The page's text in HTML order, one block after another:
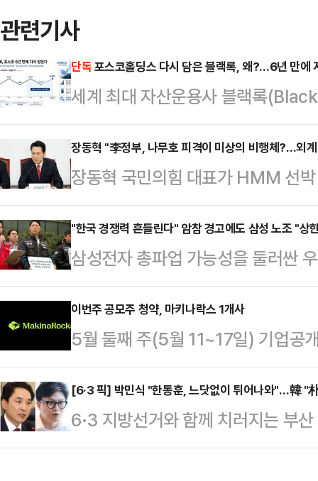
관련기사
단독포스코홀딩스 다시 담은 블랙록, 왜?…6년 만에
세계 최대 자산운용사 블랙록
분을 다시 6%대로 끌어올렸다. 아
되는 시점에서 글로벌 자금의 한국
다.11일 금융감독원 전자공시시스
(BlackRock Fund Advisors)는
유해 지분율 6.23%(4월22일 기준
보고서 기준 455만5963주
장동혁 "李정부, 나무호 피격이 미상의 비행체?…외
장동혁 국민의힘 대표가 HMM 선
행체에 타격을 당했다는 외교부 발
공격이라도 있었던 것이냐"라고 꼬
최고위원회의에서 "이재명 정부는
없다. 국민들이 묻고 있다. 이재명
다.먼저 그는 "이미 이란 국영 TV가
다"며 "때린 놈이 자백을 하는데도
는) 이제 …
"한국 경쟁력 흔들린다" 암참 경고에도 삼성 노조 "상
삼성전자 총파업 가능성을 둘러싼
시장으로 확산하고 있다. 11일 주
공개적으로 "한국 투자 경쟁력과
한 가운데, 삼성전자 노조는 정부
한 폐지와 제도화 요구에는 변함이
을 열흘 앞두고 노사 간 강대강 대
마지막 분수령이 될 것이란 관측이
사는 이날부터 이틀간 …
이번주 공모주 청약, 마키나락스 1개사
5월 둘째 주(5월 11~17일) 기업공
기업 마키나락스 1개사가 일반투자
는 오는 11일과 12일 이틀간 일반
장할 예정이다.상장 주관사는 미래
부터 5월 6일까지 기관투자자 대상
[6·3 픽] 박민식 "한동훈, 느닷없이 튀어나와"…韓 "
6·3 지방선거와 함께 치러지는 부
식 후보와 무소속 한동훈 후보가 선